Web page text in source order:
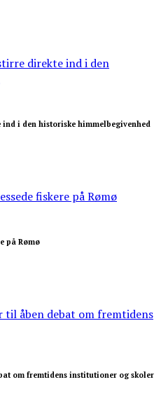
i den historiske himmelbegivenhed
på Rømø
om fremtidens institutioner og skoler